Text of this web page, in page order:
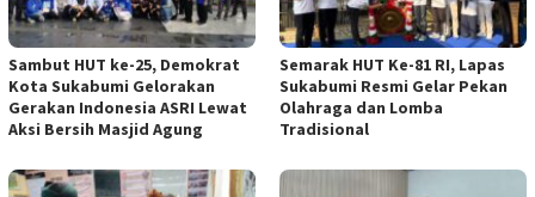
Sambut HUT ke-25, Demokrat
Kota Sukabumi Gelorakan
Gerakan Indonesia ASRI Lewat
Aksi Bersih Masjid Agung
Semarak HUT Ke-81 RI, Lapas
Sukabumi Resmi Gelar Pekan
Olahraga dan Lomba
Tradisional